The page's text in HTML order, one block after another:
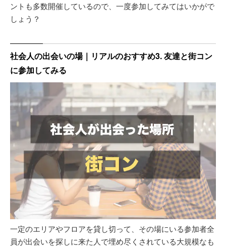
ントも多数開催しているので、一度参加してみてはいかがで
しょう？
社会人の出会いの場｜リアルのおすすめ3. 友達と街コン
に参加してみる
一定のエリアやフロアを貸し切って、その場にいる参加者全
員が出会いを探しに来た人で埋め尽くされている大規模なも